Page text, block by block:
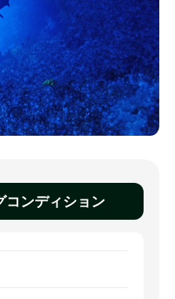
コンディション